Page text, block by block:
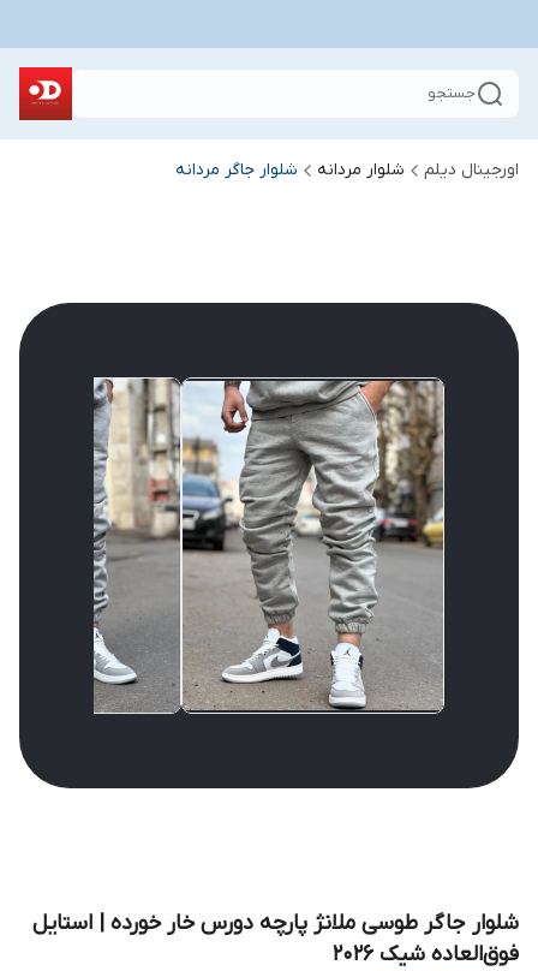
جستجو
اورجینال دیلم شلوار مردانه شلوار جاگر مردانه
شلوار جاگر طوسی ملانژ پارچه دورس خار خورده | استایل
فوق‌العاده شیک 2026